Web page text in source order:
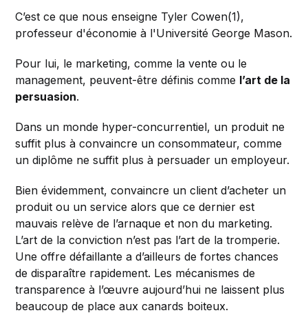
C’est ce que nous enseigne Tyler Cowen(1),
professeur d'économie à l'Université George Mason.
Pour lui, le marketing, comme la vente ou le
management, peuvent-être définis comme l’art de la
persuasion.
Dans un monde hyper-concurrentiel, un produit ne
suffit plus à convaincre un consommateur, comme
un diplôme ne suffit plus à persuader un employeur.
Bien évidemment, convaincre un client d’acheter un
produit ou un service alors que ce dernier est
mauvais relève de l’arnaque et non du marketing.
L’art de la conviction n’est pas l’art de la tromperie.
Une offre défaillante a d’ailleurs de fortes chances
de disparaître rapidement. Les mécanismes de
transparence à l’œuvre aujourd’hui ne laissent plus
beaucoup de place aux canards boiteux.